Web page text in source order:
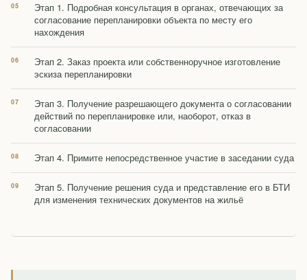
Этап 1. Подробная консультация в органах, отвечающих за
согласование перепланировки объекта по месту его
нахождения
Этап 2. Заказ проекта или собственноручное изготовление
эскиза перепланировки
Этап 3. Получение разрешающего документа о согласовании
действий по перепланировке или, наоборот, отказ в
согласовании
Этап 4. Примите непосредственное участие в заседании суда
Этап 5. Получение решения суда и представление его в БТИ
для изменения технических документов на жильё